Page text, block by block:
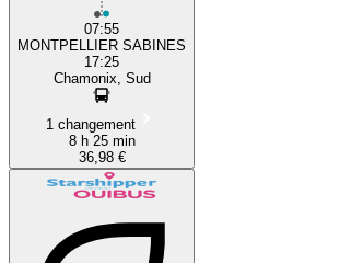
07:55
MONTPELLIER SABINES
17:25
Chamonix, Sud
1 changement
8 h 25 min
36,98 €